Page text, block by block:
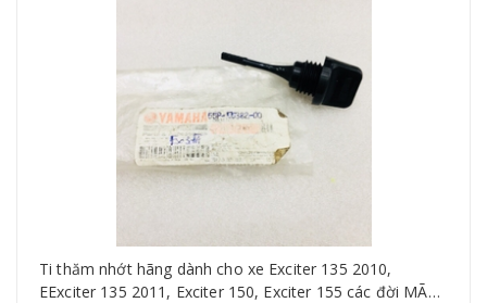
Ti thăm nhớt hãng dành cho xe Exciter 135 2010,
EExciter 135 2011, Exciter 150, Exciter 155 các đời MÃ